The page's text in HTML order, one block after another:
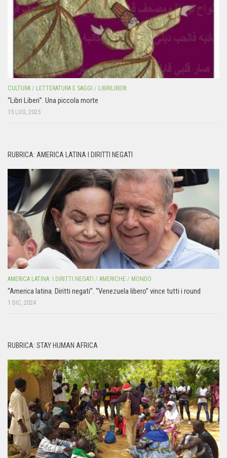
CULTURA / LETTERATURA E SAGGI / LIBRILIBERI
“Libri Liberi”. Una piccola morte
15 LUG, 2025
RUBRICA: AMERICA LATINA I DIRITTI NEGATI
AMERICA LATINA: I DIRITTI NEGATI / AMERICHE / MONDO
“America latina. Diritti negati”. “Venezuela libero” vince tutti i round
1 DIC, 2024
RUBRICA: STAY HUMAN AFRICA